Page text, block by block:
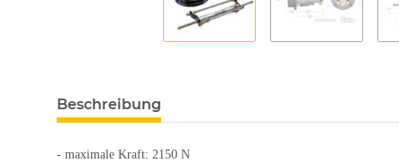
Beschreibung
- maximale Kraft: 2150 N